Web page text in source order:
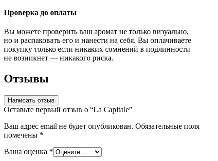
Проверка до оплаты
Вы можете проверить ваш аромат не только визуально,
но и распаковать его и нанести на себя. Вы оплачиваете
покупку только если никаких сомнений в подлинности
не возникнет — никакого риска.
Отзывы
Написать отзыв
Оставьте первый отзыв о “La Capitale”
Ваш адрес email не будет опубликован. Обязательные поля
помечены *
Ваша оценка *